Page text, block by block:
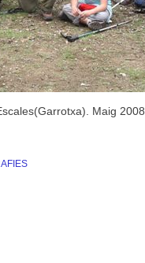
Maig 2008